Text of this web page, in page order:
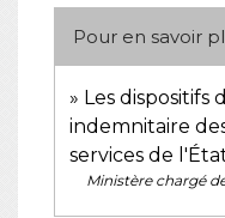
Pour en savoir
Les dispositifs
indemnitaire
services de
Ministère chargé